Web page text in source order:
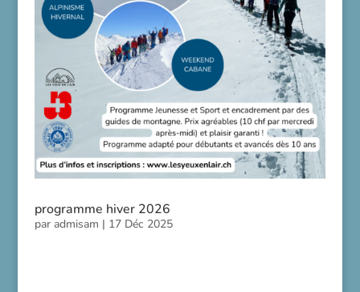
programme hiver 2026
par admisam | 17 Déc 2025